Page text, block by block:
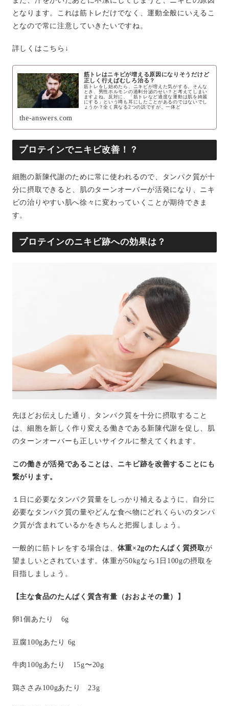
となります。これは筋トレだけでなく、運動全般にいえるこ
となので常に注意していきたいですね。
詳しくはこちら↓
筋トレはニキビが増える原因になりそうだけど
正しく行えばむしろ治る？
筋トレをし始めたら、ニキビが増えた気がする。そんな
とき、男性ホルモンの過剰分泌のせい？と考えてしまい
ますよね。反対に、「筋トレなど適度な運動は肌を綺麗
にする」という噂も耳にしたことがあるのではないでし
ょうか？全く異なる2つの説ですが、一体ど
the-answers.com
プロテインでニキビ改善！？
細胞の新陳代謝のために常に使われるので、タンパク質が十
分に摂取できると、肌のターンオーバーが活発になり、ニキ
ビの治りやすい肌へ徐々に変わっていくことが期待できま
す。
プロテインのニキビ跡への効果は？
先ほどお伝えした通り、タンパク質を十分に摂取すること
は、細胞を新しく作り変える働きである新陳代謝を促し、肌
のターンオーバーも正しいサイクルに整えてくれます。
この働きが活発であることは、ニキビ跡を改善することにも
繋がります。
１日に必要なタンパク質量をしっかり補えるように、自分に
必要なタンパク質の量やどんな食べ物にどれくらいのタンパ
ク質が含まれているかをきちんと把握しましょう。
一般的に筋トレをする場合は、 体重×2gのたんぱく質摂取が
望ましいとされています。体重が50kgなら1日100gの摂取を
目指しましょう。
【主な食品のたんぱく質含有量（おおよその量）】
卵1個あたり 6g
豆腐100gあたり 6g
牛肉100gあたり 15g〜20g
鶏ささみ100gあたり 23g